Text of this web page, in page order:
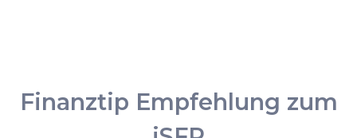
Finanztip Empfehlung zum